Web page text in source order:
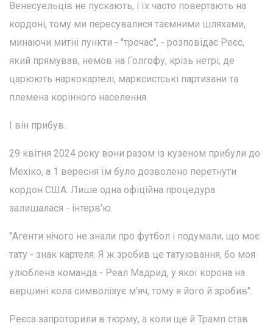
Венесуельців не пускають, і їх часто повертають на
кордоні, тому ми пересувалися таємними шляхами,
минаючи митні пункти - "трочас", - розповідає Реєс,
який прямував, немов на Голгофу, крізь нетрі, де
царюють наркокартелі, марксистські партизани та
племена корінного населення.
І він прибув.
29 квітня 2024 року вони разом із кузеном прибули до
Мехіко, а 1 вересня їм було дозволено перетнути
кордон США. Лише одна офіційна процедура
залишалася - інтерв'ю:
"Агенти нічого не знали про футбол і подумали, що моє
тату - знак картеля. Я ж зробив це татуювання, бо моя
улюблена команда - Реал Мадрид, у якої корона на
вершині кола символізує м'яч, тому я його й зробив".
Реєса запроторили в тюрму, а коли ще й Трамп став